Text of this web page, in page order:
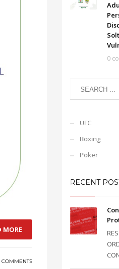
MORE
COMMENTS
0
UFC
Boxing
Poker
RECENT